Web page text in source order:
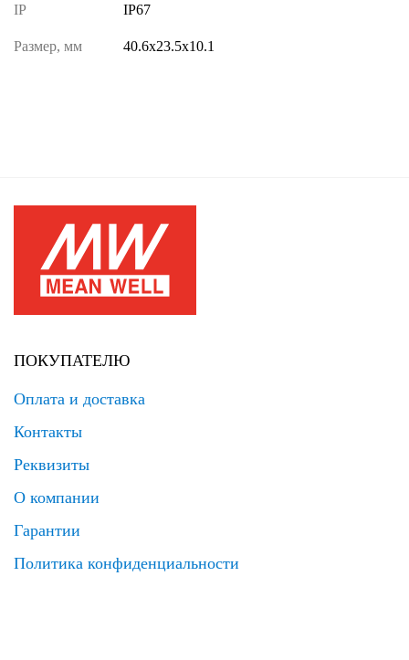
IP
IP67
Размер, мм 40.6х23.5х10.1
ПОКУПАТЕЛЮ
Оплата и доставка
Контакты
Реквизиты
О компании
Гарантии
Политика конфиденциальности